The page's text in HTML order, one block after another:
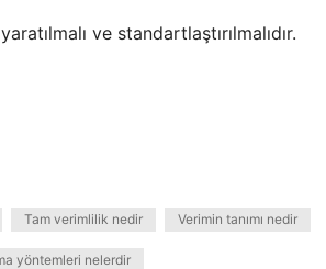
ve standartlaştırılmalıdır.
Tam verimlilik nedir Verimin tanımı nedir
yöntemleri nelerdir